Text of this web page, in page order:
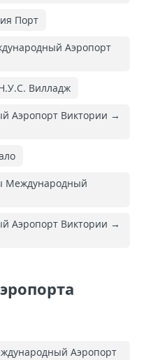
Порт
Аэропорт
Вилладж
Аэропорт Виктории →
Международный
Аэропорт Виктории →
Аэропорт